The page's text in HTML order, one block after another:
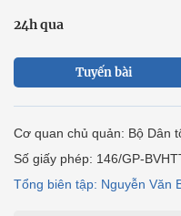
24h qua
Tuyến bài
Cơ quan chủ quản: Bộ Dân
Số giấy phép: 146/GP-
Tổng biên tập: Nguyễn Văn